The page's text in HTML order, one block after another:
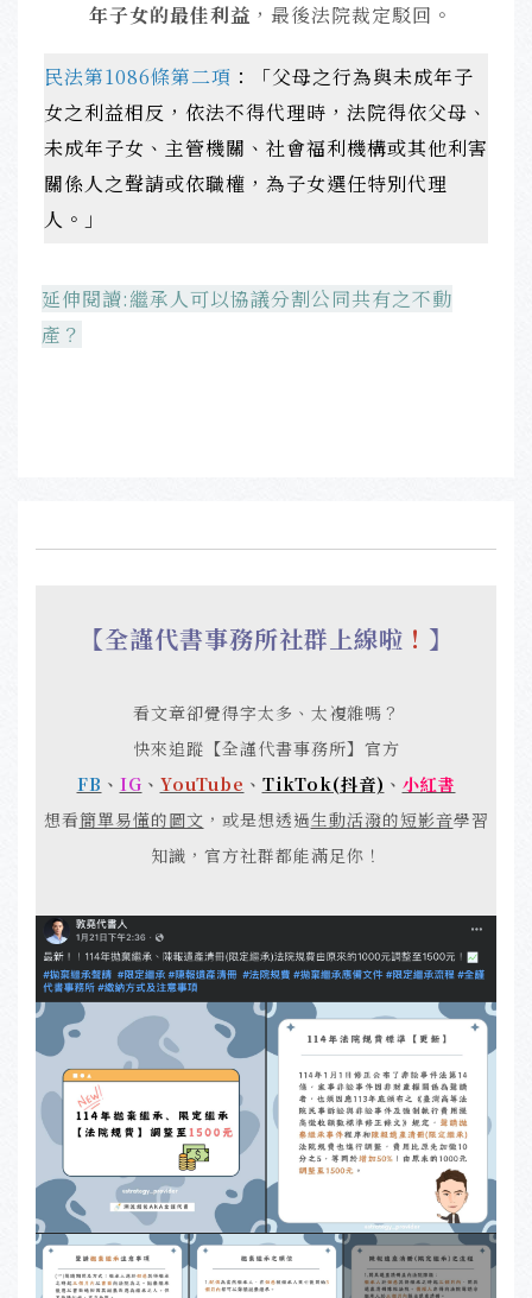
年子女的最佳利益 ，最後法院裁定駁回。
民法第1086條第二項 ：「父母之行為與未成年子
女之利益相反，依法不得代理時，法院得依父母、
未成年子女、主管機關、社會福利機構或其他利害
關係人之聲請或依職權，為子女選任特別代理
人。」
延伸閱讀:繼承人可以協議分割公同共有之不動
產？
【全謹代書事務所社群上線啦 ！ 】
看文章卻覺得字太多、太複雜嗎？
快來追蹤【全謹代書事務所】官方
FB 、 IG 、 YouTube 、 TikTok(抖音) 、 小紅書
想看簡單易懂的圖文 ，或是想透過生動活潑的短影音學習
知識，官方社群都能滿足你！